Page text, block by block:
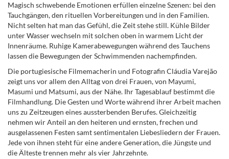
Magisch schwebende Emotionen erfüllen einzelne Szenen: bei den
Tauchgängen, den rituellen Vorbereitungen und in den Familien.
Nicht selten hat man das Gefühl, die Zeit stehe still. Kühle Bilder
unter Wasser wechseln mit solchen oben in warmem Licht der
Innenräume. Ruhige Kamerabewegungen während des Tauchens
lassen die Bewegungen der Schwimmenden nachempfinden.
Die portugiesische Filmemacherin und Fotografin Cláudia Varejão
zeigt uns vor allem den Alltag von drei Frauen, von Mayumi,
Masumi und Matsumi, aus der Nähe. Ihr Tagesablauf bestimmt die
Filmhandlung. Die Gesten und Worte während ihrer Arbeit machen
uns zu Zeitzeugen eines aussterbenden Berufes. Gleichzeitig
nehmen wir Anteil an den heiteren und ernsten, frechen und
ausgelassenen Festen samt sentimentalen Liebesliedern der Frauen.
Jede von ihnen steht für eine andere Generation, die Jüngste und
die Älteste trennen mehr als vier Jahrzehnte.